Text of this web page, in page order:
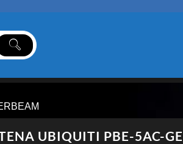
UBIQUITI PBE-5AC-